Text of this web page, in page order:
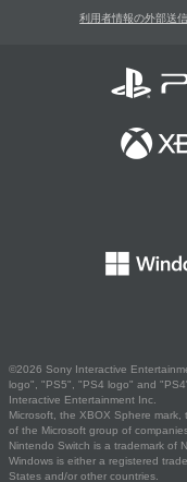
利用者情報の外部送
©2026 Sony Interactive
logo", "PS5", "PS4 logo" and
Interactive Entertainment Inc.
Microsoft, the XBOX Sphere
of the Microsoft group of
Nintendo Switch is a trademark of
Windows is either a registered
States and/or other countries.